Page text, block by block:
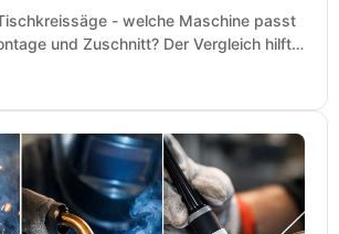
- welche Maschine passt
und Zuschnitt? Der Vergleich hilft